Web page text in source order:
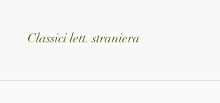
Classici lett. straniera